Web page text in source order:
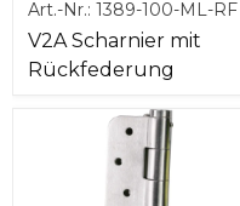
Art.-Nr.: 1389-100-ML-RF
V2A Scharnier mit
Rückfederung